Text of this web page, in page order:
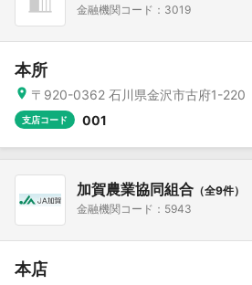
金融機関コード：3019
本所
〒920-0362 石川県金沢市古府1-220
支店コード 001
加賀農業協同組合 （全9件）
金融機関コード：5943
本店